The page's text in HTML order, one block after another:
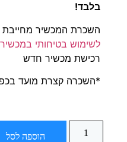
בלבד!
השכרת המכשיר מחייבת
לשימוש בטיחותי במכשיר
רכישת מכשיר חדש
*השכרה קצרת מועד
הוספה לסל